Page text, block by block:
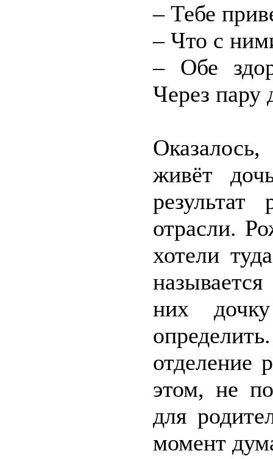
– Тебе
– Что с
– Обе
Через
живёт
результат
отрасли.
хотели
них
отделение
этом, не
для
момент